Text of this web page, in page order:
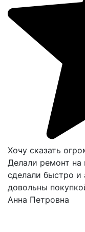
Хочу сказать
Делали ремонт на
сделали быстро и
довольны
Анна Петровна